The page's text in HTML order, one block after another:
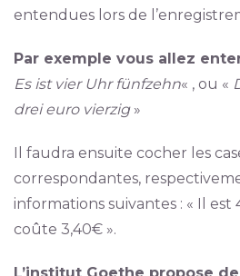
entendues lors de
Par exemple vous allez
Es ist vier Uhr fünfzehn« , ou «
drei euro vierzig»
Il faudra ensuite cocher les
correspondantes,
informations suivantes : « Il est
coûte 3,40€ ».